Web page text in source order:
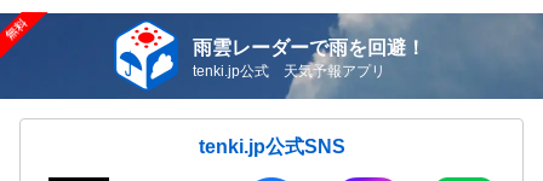
雨雲レーダーで雨を回避！
tenki.jp公式 天気予報アプリ
tenki.jp公式SNS